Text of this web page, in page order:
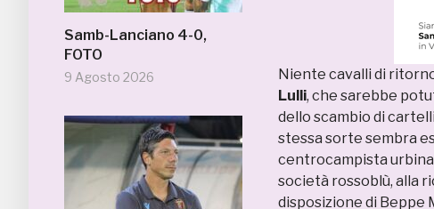
Samb-Lanciano 4-0,
FOTO
9 Agosto 2026 Niente cavalli di
Lulli, che sarebbe
dello scambio di
stessa sorte sembra
centrocampista
società rossoblù, alla
disposizione di Beppe